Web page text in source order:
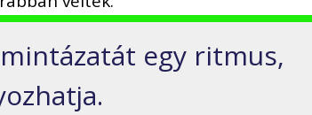
egy ritmus,